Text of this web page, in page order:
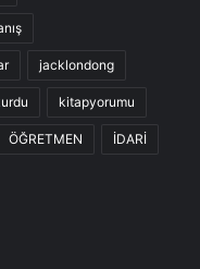
jacklondong
kitapyorumu
ÖĞRETMEN İDARİ